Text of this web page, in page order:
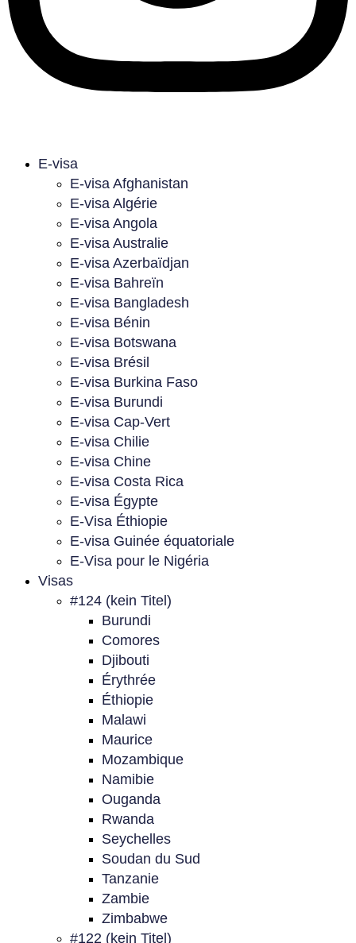
E-visa
E-visa Afghanistan
E-visa Algérie
E-visa Angola
E-visa Australie
E-visa Azerbaïdjan
E-visa Bahreïn
E-visa Bangladesh
E-visa Bénin
E-visa Botswana
E-visa Brésil
E-visa Burkina Faso
E-visa Burundi
E-visa Cap-Vert
E-visa Chilie
E-visa Chine
E-visa Costa Rica
E-visa Égypte
E-Visa Éthiopie
E-visa Guinée équatoriale
E-Visa pour le Nigéria
Visas
#124 (kein Titel)
Burundi
Comores
Djibouti
Érythrée
Éthiopie
Malawi
Maurice
Mozambique
Namibie
Ouganda
Rwanda
Seychelles
Soudan du Sud
Tanzanie
Zambie
Zimbabwe
#122 (kein Titel)